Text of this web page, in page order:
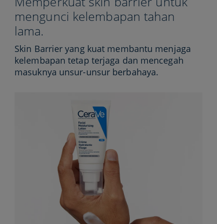
mengunci kelembapan tahan
lama.
Skin Barrier yang kuat membantu menjaga
kelembapan tetap terjaga dan mencegah
masuknya unsur-unsur berbahaya.​